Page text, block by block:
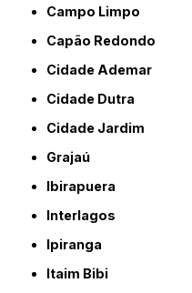
Campo Limpo
Capão Redondo
Cidade Ademar
Cidade Dutra
Cidade Jardim
Grajaú
Ibirapuera
Interlagos
Ipiranga
Itaim Bibi